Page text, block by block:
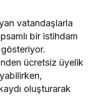
vatandaşlarla
bir istihdam
ücretsiz üyelik
oluşturarak